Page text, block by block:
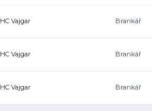
HC Vajgar Brankář
HC Vajgar Brankář
HC Vajgar Brankář